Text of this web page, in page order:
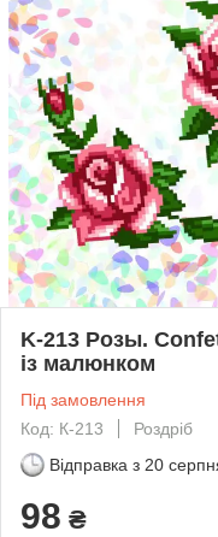
K-213 Розы.
із малюнком
Під замовлення
Код: К-213
Роздріб
Відправка з 20
98 ₴